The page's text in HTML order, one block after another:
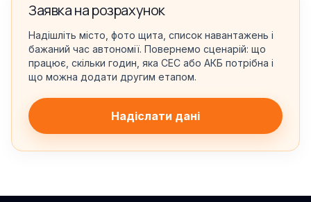
Заявка на розрахунок
Надішліть місто, фото щита, список навантажень і
бажаний час автономії. Повернемо сценарій: що
працює, скільки годин, яка СЕС або АКБ потрібна і
що можна додати другим етапом.
Надіслати дані